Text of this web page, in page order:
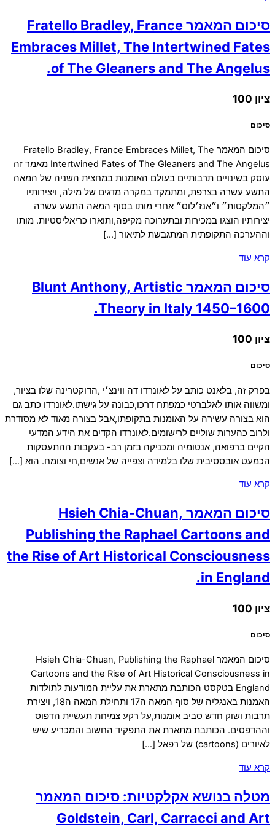
סיכום המאמר Fratello Bradley, France
Embraces Millet, The Intertwined Fates
of The Gleaners and The Angelus.
ציון 100
סיכום
סיכום המאמר Fratello Bradley, France Embraces Millet, The
Intertwined Fates of The Gleaners and The Angelus מאמר זה
עוסק בשינויים תרבותיים בעולם האומנות במחצית השניה של המאה
התשע עשרה בצרפת, ומתמקד במקרה מדגים של מילה, ויצירותיו
״המלקטות״ ו״אנז׳לוס״ אחרי מותו בסוף המאה התשע עשרה
יצירותיו הוצגו במכירות ובתערוכה מקיפה,ותוארו כריאליסטיות. מותו
וההערכה התקופתית המתגבשת לתיאור […]
קרא עוד
סיכום המאמר Blunt Anthony, Artistic
Theory in Italy 1450–1600.
ציון 100
סיכום
בפרק זה, בלאנט כותב על לאונרדו דה ווינצ׳י ,הדוקטרינה שלו בציור,
ומשווה אותו לאלברטי כמפתח דרכו,כבונה על גישתו.לאונרדו כתב גם
הוא בצורה עשירה על האומנות בתקופתו,אבל בצורה מאוד לא מסודרת
ולרוב כהערות שוליים לרישומים.לאונרדו הקדים את הידע המדעי
הקיים ברפואה, אנטומיה ומכניקה בזמן רב- בעקבות ההתעסקות
הכמעט אובססיבית שלו בלמידה וצפייה של אנשים,חי וצומח. הוא […]
קרא עוד
סיכום המאמר Hsieh Chia-Chuan,
Publishing the Raphael Cartoons and
the Rise of Art Historical Consciousness
in England.
ציון 100
סיכום
סיכום המאמר Hsieh Chia-Chuan, Publishing the Raphael
Cartoons and the Rise of Art Historical Consciousness in
England בטקסט הכותבת מתארת את עליית המודעות לתולדות
האמנות באנגליה של סוף המאה ה17 ותחילת המאה ה18, ויצירת
תרבות ושוק חדש סביב אומנות,על רקע צמיחת תעשיית הדפוס
וההדפסים. הכותבת מתארת את התפקיד החשוב והמכריע שיש
לאיורים (cartoons) של רפאל […]
קרא עוד
מטלה בנושא אקלקטיות: סיכום המאמר
Goldstein, Carl, Carracci and Art